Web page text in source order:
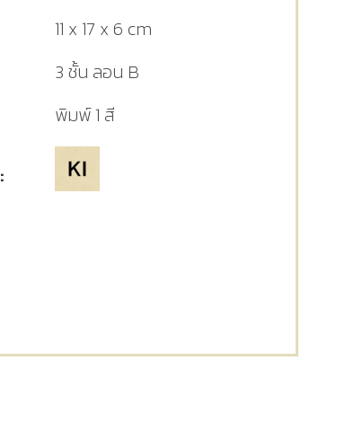
11 x 17 x 6 cm
3 ชั้น ลอน B
พิมพ์ 1 สี